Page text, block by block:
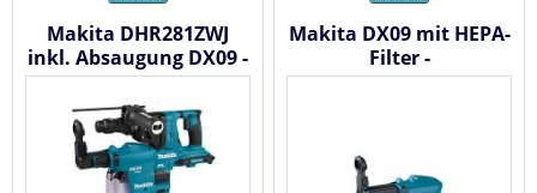
Makita DHR281ZWJ
inkl. Absaugung DX09 -
Akku Kombihammer 2
x 18 V...
Makita DX09 mit HEPA-
Filter -
Staubabsaugung